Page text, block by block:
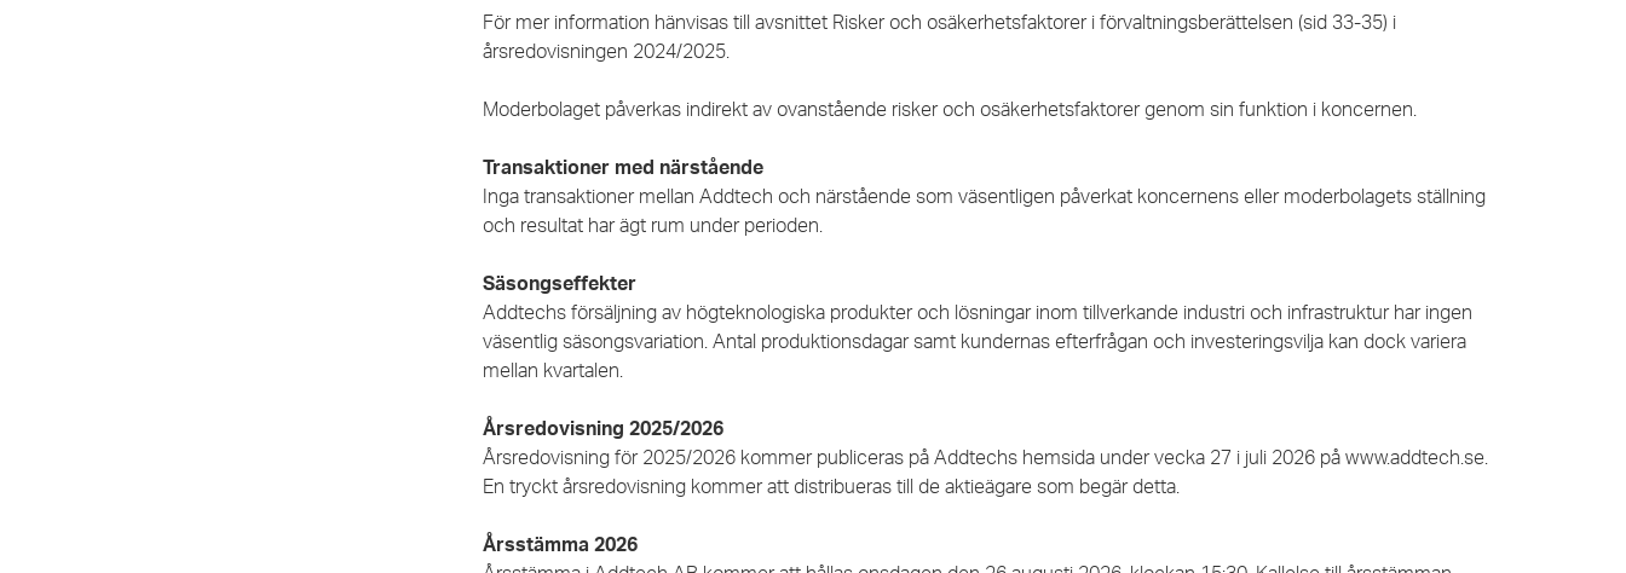
För mer information hänvisas till avsnittet Risker och osäkerhetsfaktorer i förvaltningsberättelsen (sid 33-35) i
årsredovisningen 2024/2025.
Moderbolaget påverkas indirekt av ovanstående risker och osäkerhetsfaktorer genom sin funktion i koncernen.
Transaktioner med närstående
Inga transaktioner mellan Addtech och närstående som väsentligen påverkat koncernens eller moderbolagets ställning
och resultat har ägt rum under perioden.
Säsongseffekter
Addtechs försäljning av högteknologiska produkter och lösningar inom tillverkande industri och infrastruktur har ingen
väsentlig säsongsvariation. Antal produktionsdagar samt kundernas efterfrågan och investeringsvilja kan dock variera
mellan kvartalen.
Årsredovisning 2025/2026
Årsredovisning för 2025/2026 kommer publiceras på Addtechs hemsida under vecka 27 i juli 2026 på www.addtech.se.
En tryckt årsredovisning kommer att distribueras till de aktieägare som begär detta.
Årsstämma 2026